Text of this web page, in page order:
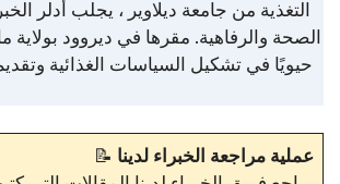
التغذية من جامعة ديلاوير ، يجلب أدلر
الصحة والرفاهية. مقرها في ديروود بولاية
حيويًا في تشكيل السياسات الغذائية وتقديم
📝 عملية مراجعة الخبراء لدينا